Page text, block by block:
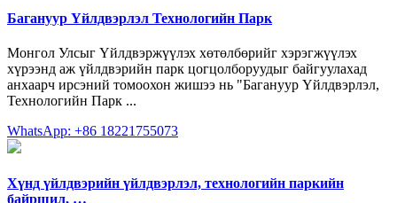
Багануур Үйлдвэрлэл Технологийн Парк
Монгол Улсыг Үйлдвэржүүлэх хөтөлбөрийг хэрэгжүүлэх
хүрээнд аж үйлдвэрийн парк цогцолборуудыг байгуулахад
анхаарч ирсэний томоохон жишээ нь "Багануур Үйлдвэрлэл,
Технологийн Парк ...
WhatsApp: +86 18221755073
Хүнд үйлдвэрийн үйлдвэрлэл, технологийн паркийн
байршил, …